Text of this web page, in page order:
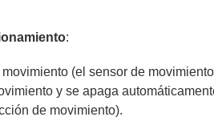
:
(el sensor de
y se apaga
de movimiento).